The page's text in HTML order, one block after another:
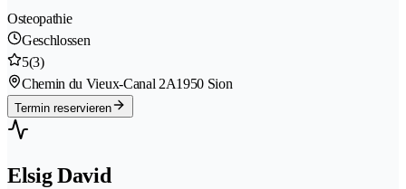
Osteopathie
Geschlossen
5(3)
Chemin du Vieux-Canal 2A1950 Sion
Termin reservieren
Elsig David